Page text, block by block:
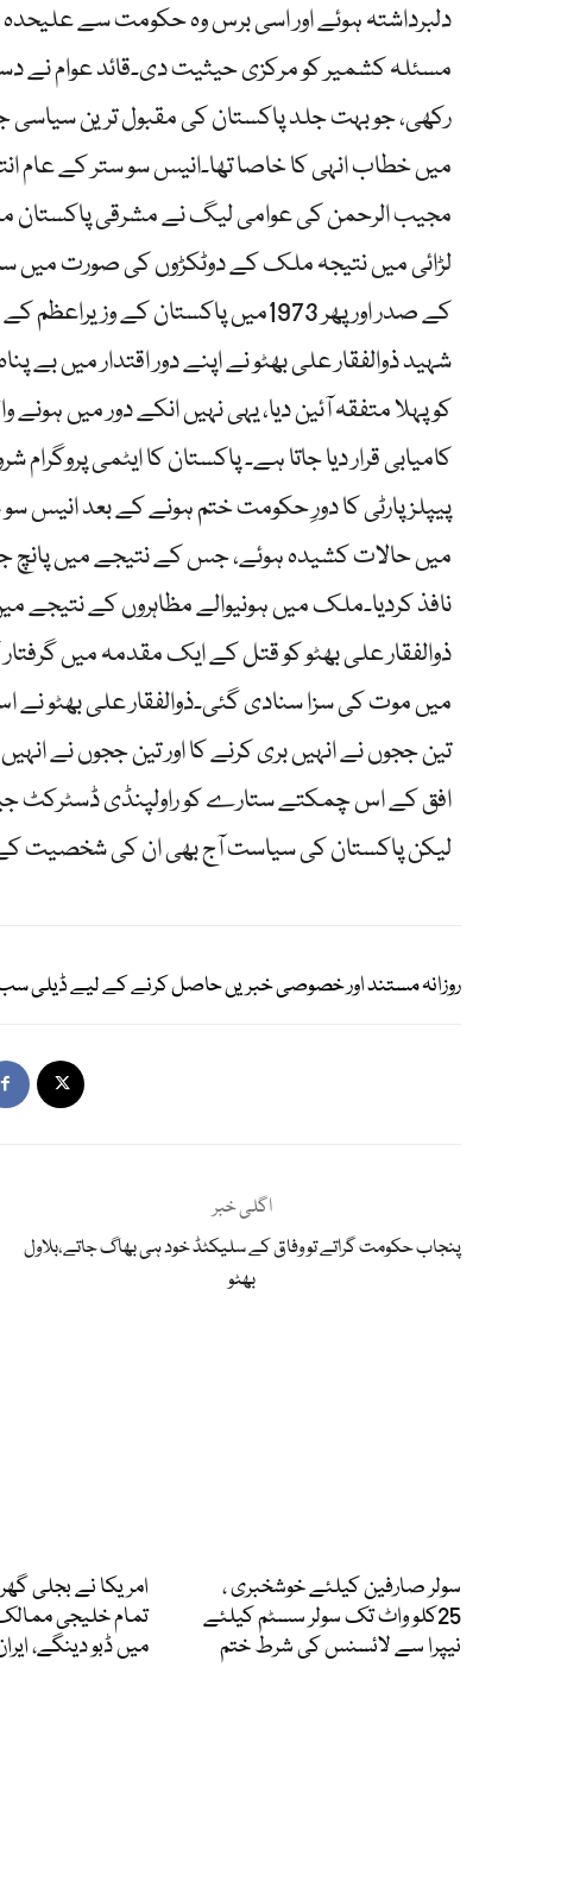
دلبرداشتہ ہوئے اور اسی برس وہ حکومت سے
مسئلہ کشمیر کو مرکزی حیثیت دی۔قائد عوام نے
رکھی، جو بہت جلد پاکستان کی مقبول ترین
میں خطاب انہی کا خاصا تھا۔انیس سو ستر کے عام
مجیب الرحمن کی عوامی لیگ نے مشرقی پاکستان
کے صدر اور پھر 1973میں پاکستان
شہید ذوالفقار علی بھٹو نے اپنے دور اقتدار میں بے
کو پہلا متفقہ آئین دیا، یہی نہیں انکے دور میں
کامیابی قرار دیا جاتا ہے۔ پاکستان کا ایٹمی
پیپلزپارٹی کا دورِ حکومت ختم ہونے کے بعد
میں حالات کشیدہ ہوئے، جس کے نتیجے میں پانچ
نافذ کردیا۔ملک میں ہونیوالے مظاہروں کے نتیجے میں
میں موت کی سزا سنادی گئی۔ذوالفقار علی بھٹو
تین ججوں نے انہیں بری کرنے کا اور تین ججوں نے
لیکن پاکستان کی سیاست آج بھی ان کی شخصیت
روزانہ مستند اور خصوصی خبریں حاصل کرنے کے لیے ڈیلی سب
اگلی خبر
پنجاب حکومت گراتے تو وفاق کے سلیکٹڈ خود ہی بھاگ جاتے،بلاول
بھٹو
امریکا نے بجلی
تمام خلیجی
میں ڈبو دینگے،
سولر صارفین کیلئے خوشخبری ،
25کلو واٹ تک سولر سسٹم کیلئے
نیپرا سے لائسنس کی شرط ختم